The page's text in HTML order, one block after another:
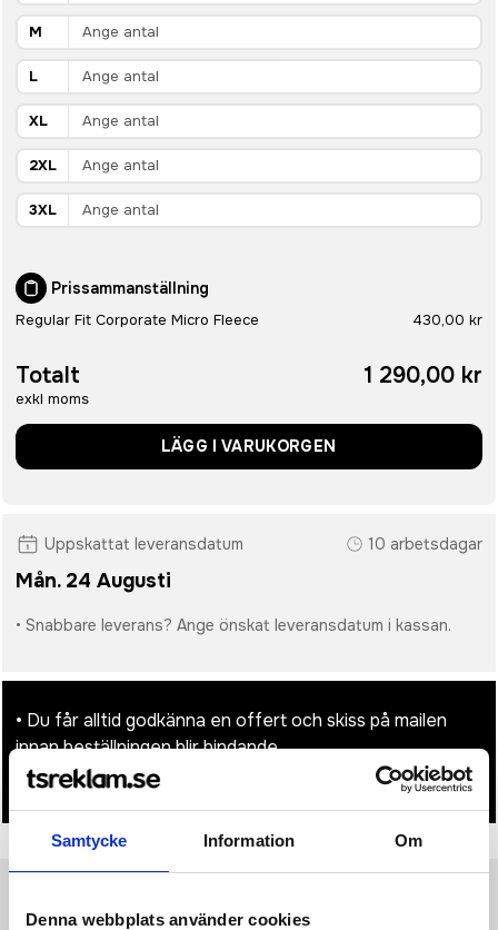
Samtycke Information Om
Denna webbplats använder cookies
M
L
XL
2XL
3XL
Prissammanställning
Regular Fit Corporate Micro Fleece 430,00 kr
Totalt
exkl moms
1 290,00 kr
LÄGG I VARUKORGEN
Uppskattat leveransdatum 10 arbetsdagar
Mån. 24 Augusti
• Snabbare leverans? Ange önskat leveransdatum i kassan.
• Du får alltid godkänna en offert och skiss på mailen
innan beställningen blir bindande.
• Tryckfil/er logo laddas upp i kassan.
ProduktinformationSpecifikationerPristabell